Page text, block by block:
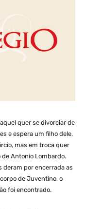
quer se divorciar de
e espera um filho dele,
mas em troca quer
Antonio Lombardo.
deram por encerrada as
de Juventino, o
foi encontrado.